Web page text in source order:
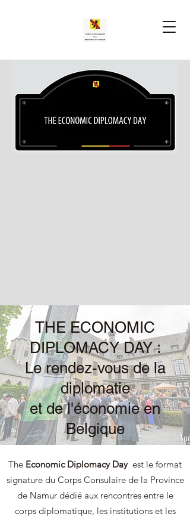
THE ECONOMIC
DIPLOMACY DAY :
Le rendez-vous de la
diplomatie
et de l'économie en
Belgique
The Economic Diplomacy Day est le format
signature du Corps Consulaire de la Province
de Namur dédié aux rencontres entre le
corps diplomatique, les institutions et les